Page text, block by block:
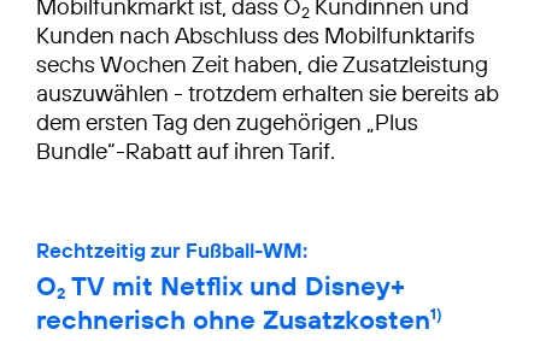
Mobilfunkmarkt ist, dass O2 Kundinnen und
Kunden nach Abschluss des Mobilfunktarifs
sechs Wochen Zeit haben, die Zusatzleistung
auszuwählen - trotzdem erhalten sie bereits ab
dem ersten Tag den zugehörigen „Plus
Bundle“-Rabatt auf ihren Tarif.
Rechtzeitig zur Fußball-WM:
O2 TV mit Netflix und Disney+
rechnerisch ohne Zusatzkosten1)